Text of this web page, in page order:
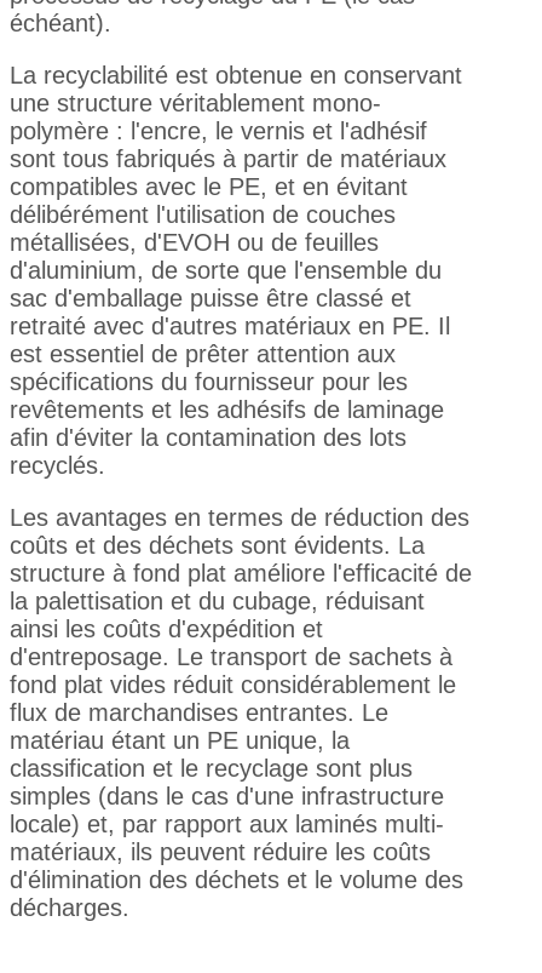
échéant).
La recyclabilité est obtenue en conservant
une structure véritablement mono-
polymère : l'encre, le vernis et l'adhésif
sont tous fabriqués à partir de matériaux
compatibles avec le PE, et en évitant
délibérément l'utilisation de couches
métallisées, d'EVOH ou de feuilles
d'aluminium, de sorte que l'ensemble du
sac d'emballage puisse être classé et
retraité avec d'autres matériaux en PE. Il
est essentiel de prêter attention aux
spécifications du fournisseur pour les
revêtements et les adhésifs de laminage
afin d'éviter la contamination des lots
recyclés.
Les avantages en termes de réduction des
coûts et des déchets sont évidents. La
structure à fond plat améliore l'efficacité de
la palettisation et du cubage, réduisant
ainsi les coûts d'expédition et
d'entreposage. Le transport de sachets à
fond plat vides réduit considérablement le
flux de marchandises entrantes. Le
matériau étant un PE unique, la
classification et le recyclage sont plus
simples (dans le cas d'une infrastructure
locale) et, par rapport aux laminés multi-
matériaux, ils peuvent réduire les coûts
d'élimination des déchets et le volume des
décharges.